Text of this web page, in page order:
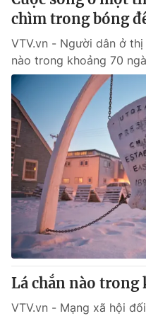
Liên hệ tòa soạn
THỜI BÁO VTV
Theo dõi báo trên
Cơ quan chủ quản:Đài
Cơ quan báo chí:
Thời báo
Giấy phép hoạt động báo in
cấp ngày 29/12/2023
Tổng Biên tập: Vũ Thanh
chìm trong bóng
VTV.vn - Người dân ở
nào trong khoảng 70
Lá chắn nào trong
VTV.vn - Mạng xã hội